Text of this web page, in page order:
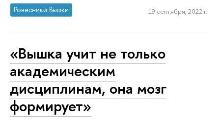
Ровесники Вышки 19 сентября, 2022 г.
«Вышка учит не только
академическим
дисциплинам, она мозг
формирует»